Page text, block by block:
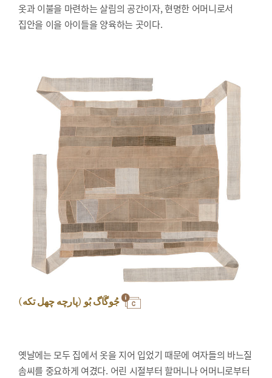
옷과 이불을 마련하는 살림의 공간이자, 현명한 어머니로서
집안을 이을 아이들을 양육하는 곳이다.
جُوگَاگ بُو (پارچه چهل تکه)
옛날에는 모두 집에서 옷을 지어 입었기 때문에 여자들의 바느질
솜씨를 중요하게 여겼다. 어린 시절부터 할머니나 어머니로부터